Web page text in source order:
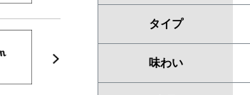
タイプ
味わい